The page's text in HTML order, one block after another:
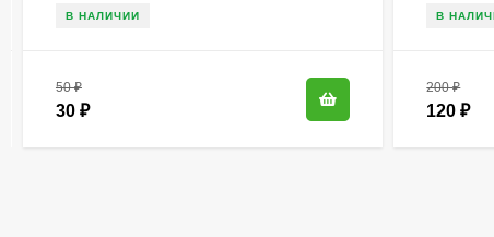
В НАЛИЧИИ
50₽
30 ₽
В
200₽
120₽